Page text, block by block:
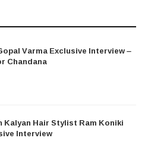
Varma Exclusive Interview –
Chandana
Kalyan Hair Stylist Ram Koniki
Interview